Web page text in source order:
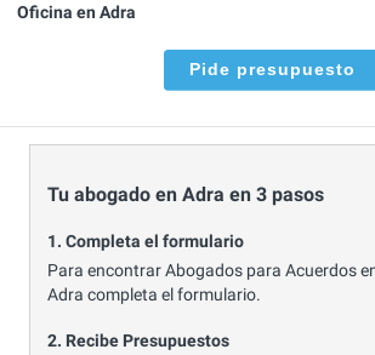
Oficina en Adra
Pide presupuesto
Tu abogado en Adra en 3 pasos
1. Completa el formulario
Para encontrar Abogados para Acuerdos
Adra completa el formulario.
2. Recibe Presupuestos